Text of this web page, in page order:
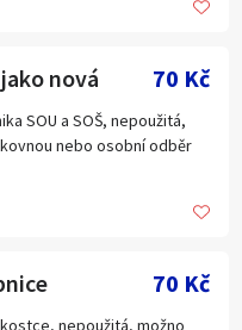
nová 70 Kč
SOU a SOŠ, nepoužitá,
nebo osobní odběr
70 Kč
nepoužitá, možno